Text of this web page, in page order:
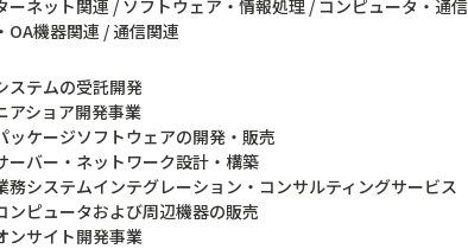
ーネット関連 / ソフトウェア・情報処理 / コンピュータ・通信
OA機器関連 / 通信関連
ステムの受託開発
アショア開発事業
ッケージソフトウェアの開発・販売
ーバー・ネットワーク設計・構築
務システムインテグレーション・コンサルティングサービス
ンピュータおよび周辺機器の販売
ンサイト開発事業